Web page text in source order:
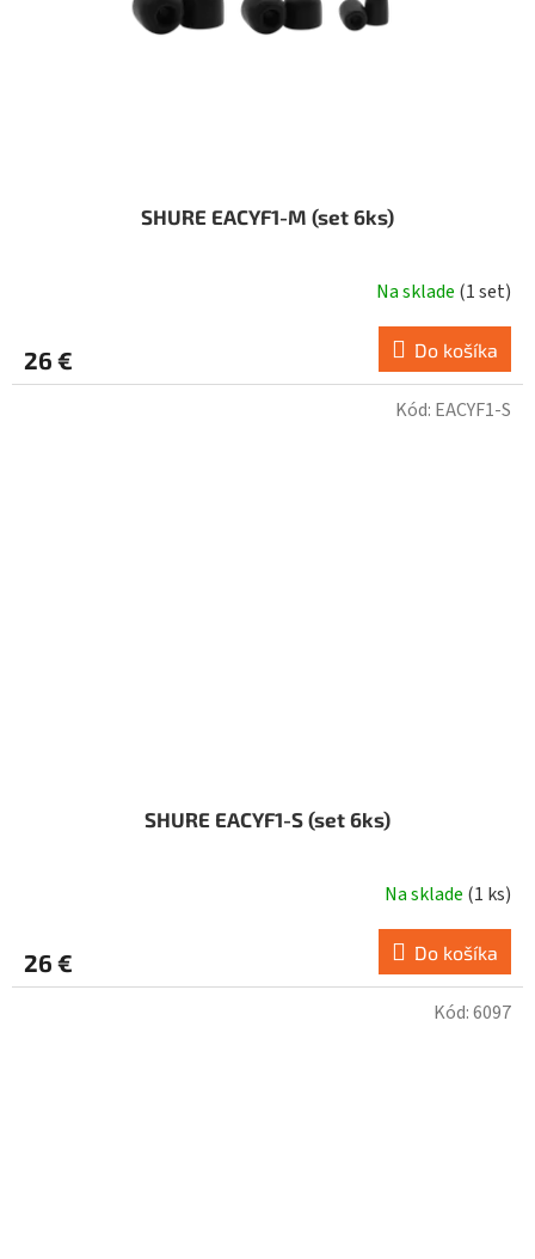
SHURE EACYF1-M (set 6ks)
Na sklade (1 set)
26 € Do košíka
SHURE EACYF1-S (set 6ks)
Na sklade (1 ks)
26 € Do košíka
Kód: EACYF1-S
Kód:6097